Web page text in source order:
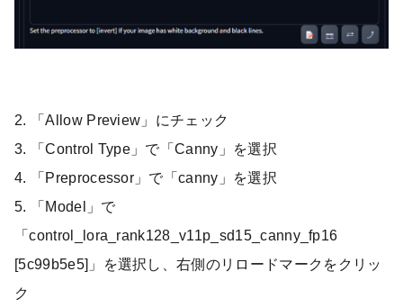
2. 「Allow Preview」にチェック
3. 「Control Type」で「Canny」を選択
4. 「Preprocessor」で「canny」を選択
5. 「Model」で
「control_lora_rank128_v11p_sd15_canny_fp16
[5c99b5e5]」を選択し、右側のリロードマークをクリッ
ク